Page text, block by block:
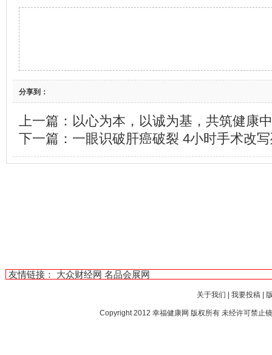
分享到：
上一篇： 以心为本，以诚为基，共筑健康
下一篇： 一眼识破肝癌破裂 4小时手术改
友情链接： 大众财经网 名品会展网
关于我们 我要投稿|
Copyright 2012 幸福健康网 版权所有 未经许可禁止